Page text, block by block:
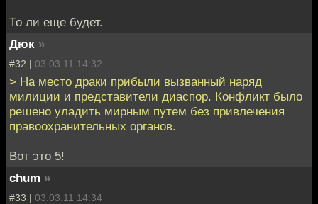
То ли еще будет.
Дюк »
#32 | 03.03.11 14:32
> На место драки прибыли вызванный наряд
милиции и представители диаспор. Конфликт было
решено уладить мирным путем без привлечения
правоохранительных органов.
Вот это 5!
chum »
#33 | 03.03.11 14:34